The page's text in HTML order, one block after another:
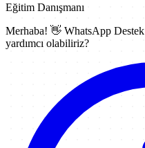
Eğitim Danışmanı
Merhaba! 👋 WhatsApp Destek
yardımcı olabiliriz?